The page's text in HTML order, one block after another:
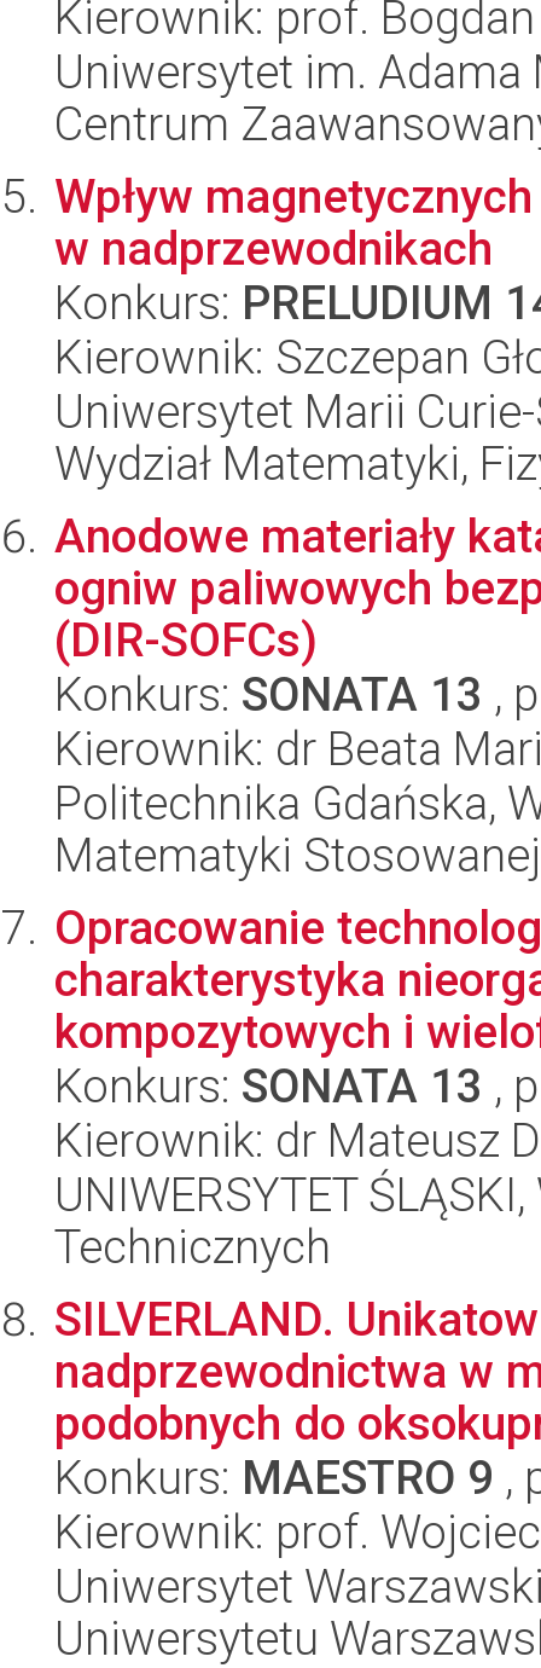
Kierownik: prof.
Uniwersytet im.
Centrum
Wpływ
w nadprzewodnikach
Konkurs: PRELUDIUM
Kierownik: Szczepan
Uniwersytet Marii
Wydział Matematyki,
Anodowe materiały
ogniw paliwowych
(DIR-SOFCs)
Konkurs: SONATA 13 ,
Kierownik: dr Beata
Politechnika Gdańska,
Matematyki Stosowanej
Opracowanie
charakterystyka
kompozytowych i
Konkurs: SONATA 13 ,
Kierownik: dr Mateusz
UNIWERSYTET
Technicznych
SILVERLAND.
nadprzewodnictwa w
podobnych do
Konkurs: MAESTRO 9 ,
Kierownik: prof.
Uniwersytet
Uniwersytetu